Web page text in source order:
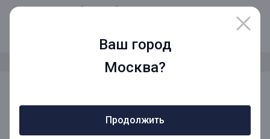
Ваш город
Москва?
Продолжить
8 (800) 1001-777